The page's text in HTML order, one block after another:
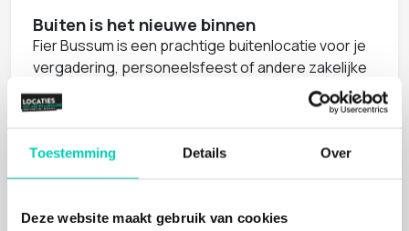
Toestemming Details Over
Deze website maakt gebruik van cookies
Buiten is het nieuwe binnen
Fier Bussum is een prachtige buitenlocatie voor je
vergadering, personeelsfeest of andere zakelijke
bijeenkomst. Of wil je graag de hele dag naar buiten
met je evenement en daarbij ook teambuilding
Fortevenementen organiseert Fier Bussum
verschillende activiteiten om de band met je
dan is er altijd een plek om te schuilen.